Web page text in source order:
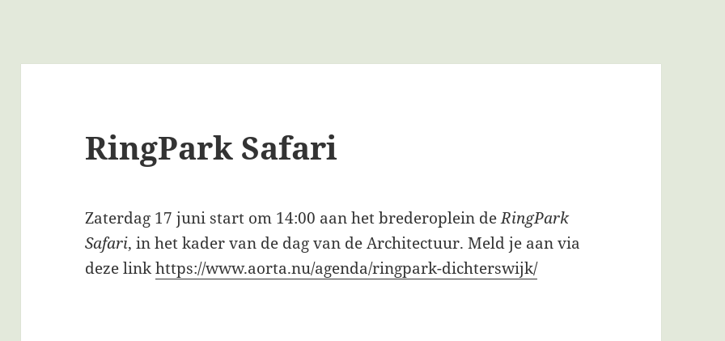
RingPark Safari
Zaterdag 17 juni start om 14:00 aan het brederoplein deRingPark
Safari, in het kader van de dag van de Architectuur. Meld je aan via
deze linkhttps://www.aorta.nu/agenda/ringpark-dichterswijk/